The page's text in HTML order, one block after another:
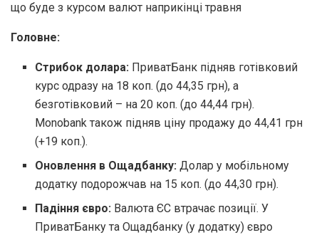
що буде з курсом валют наприкінці травня
Головне:
Стрибок долара: ПриватБанк підняв готівковий
курс одразу на 18 коп. (до 44,35 грн), а
безготівковий – на 20 коп. (до 44,44 грн).
Monobank також підняв ціну продажу до 44,41 грн
(+19 коп.).
Оновлення в Ощадбанку:Долар у мобільному
додатку подорожчав на 15 коп. (до 44,30 грн).
Падіння євро: Валюта ЄС втрачає позиції. У
ПриватБанку та Ощадбанку (у додатку) євро